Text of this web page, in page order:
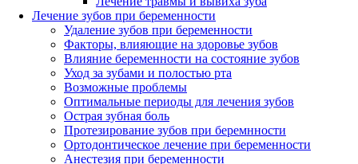
Лечение зубов при беременности
Удаление зубов при беременности
Факторы, влияющие на здоровье зубов
Влияние беременности на состояние зубов
Уход за зубами и полостью рта
Возможные проблемы
Оптимальные периоды для лечения зубов
Острая зубная боль
Протезирование зубов при беремнности
Ортодонтическое лечение при беременности
Анестезия при беременности